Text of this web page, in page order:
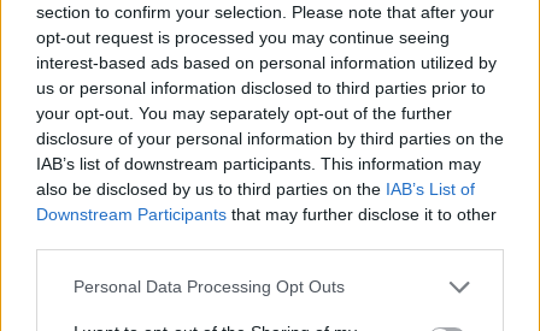
section to confirm your selection. Please note that after your
opt-out request is processed you may continue seeing
interest-based ads based on personal information utilized by
us or personal information disclosed to third parties prior to
your opt-out. You may separately opt-out of the further
disclosure of your personal information by third parties on the
IAB’s list of downstream participants. This information may
also be disclosed by us to third parties on the IAB’s List of
Downstream Participants that may further disclose it to other
Personal Data Processing Opt Outs
főtér.ro
2026. AUGUSZTUS 04., KEDD